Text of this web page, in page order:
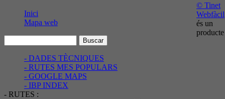
Inici
Mapa web
- DADES TÈCNIQUES
- RUTES MES POPULARS
- GOOGLE MAPS
- IBP INDEX
- RUTES :
© Tinet
Webfàcil
és un
producte